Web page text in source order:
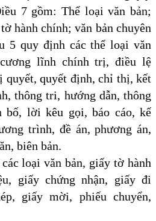
7 gồm: Thể loại văn bản;
hành chính; văn bản chuyên
5 quy định các thể loại văn
lĩnh chính trị, điều lệ
quyết, quyết định, chỉ thị, kết
thông tri, hướng dẫn, thông
bố, lời kêu gọi, báo cáo, kế
trình, đề án, phương án,
biên bản.
loại văn bản, giấy tờ hành
giấy chứng nhận, giấy đi
giấy mời, phiếu chuyển,